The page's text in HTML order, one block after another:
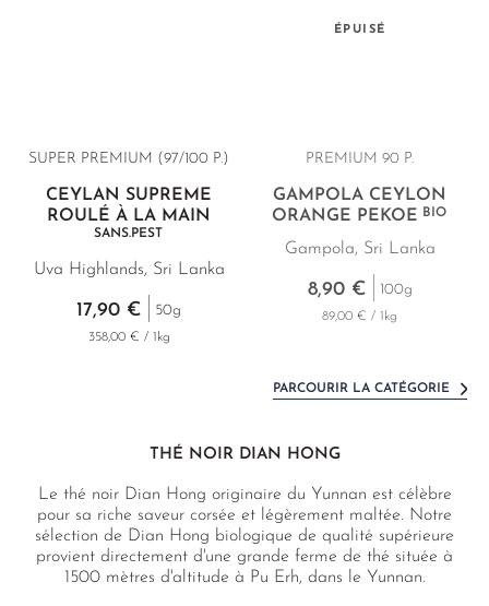
SUPER PREMIUM (97/100 P.)
CEYLAN SUPREME
ROULÉ À LA MAIN
SANS.PEST
Uva Highlands, Sri Lanka
17,90 € 50g
358,00 € / 1kg
ÉPUISÉ
PREMIUM 90 P.
GAMPOLA CEYLON
ORANGE PEKOEBIO
Gampola, Sri Lanka
8,90 € 100g
89,00 € / 1kg
PARCOURIR LA CATÉGORIE
THÉ NOIR DIAN HONG
Le thé noir Dian Hong originaire du Yunnan est célèbre
pour sa riche saveur corsée et légèrement maltée. Notre
sélection de Dian Hong biologique de qualité supérieure
provient directement d'une grande ferme de thé située à
1500 mètres d'altitude à Pu Erh, dans le Yunnan.